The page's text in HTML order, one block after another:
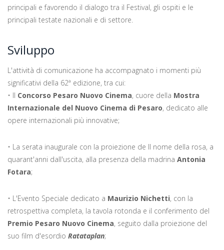
principali e favorendo il dialogo tra il Festival, gli ospiti e le
principali testate nazionali e di settore.
Sviluppo
L'attività di comunicazione ha accompagnato i momenti più
significativi della 62ª edizione, tra cui:
• Il Concorso Pesaro Nuovo Cinema, cuore della Mostra
Internazionale del Nuovo Cinema di Pesaro, dedicato alle
opere internazionali più innovative;
• La serata inaugurale con la proiezione de Il nome della rosa, a
quarant'anni dall'uscita, alla presenza della madrina Antonia
Fotara;
• L'Evento Speciale dedicato a Maurizio Nichetti, con la
retrospettiva completa, la tavola rotonda e il conferimento del
Premio Pesaro Nuovo Cinema, seguito dalla proiezione del
suo film d'esordio Ratataplan;